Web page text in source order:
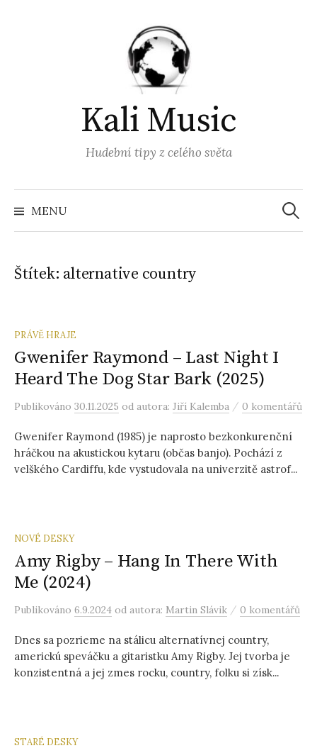
Kali Music
Hudební tipy z celého světa
MENU
Štítek: alternative country
PRÁVĚ HRAJE
Gwenifer Raymond – Last Night I
Heard The Dog Star Bark (2025)
Publikováno 30.11.2025 od autora: Jiří Kalemba / 0 komentářů
Gwenifer Raymond (1985) je naprosto bezkonkurenční
hráčkou na akustickou kytaru (občas banjo). Pochází z
velškého Cardiffu, kde vystudovala na univerzitě astrof...
NOVÉ DESKY
Amy Rigby – Hang In There With
Me (2024)
Publikováno 6.9.2024 od autora: Martin Slávik / 0 komentářů
Dnes sa pozrieme na stálicu alternatívnej country,
americkú speváčku a gitaristku Amy Rigby. Jej tvorba je
konzistentná a jej zmes rocku, country, folku si získ...
STARÉ DESKY